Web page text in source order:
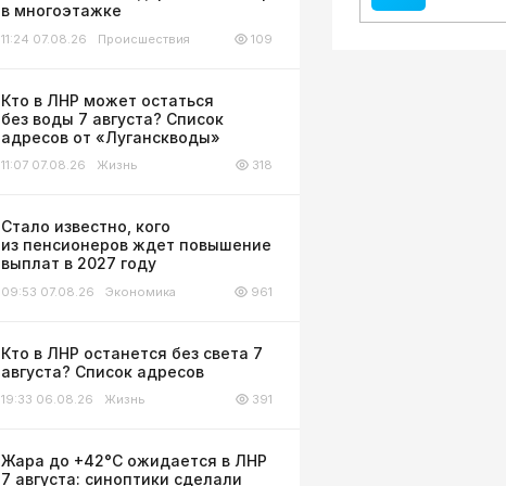
в многоэтажке
11:24 07.08.26 Происшествия 109
Кто в ЛНР может остаться
без воды 7 августа? Список
адресов от «Луганскводы»
11:07 07.08.26 Жизнь 318
Стало известно, кого
из пенсионеров ждет повышение
выплат в 2027 году
09:53 07.08.26 Экономика 961
Кто в ЛНР останется без света 7
августа? Список адресов
19:33 06.08.26 Жизнь 391
Жара до +42°С ожидается в ЛНР
7 августа: синоптики сделали